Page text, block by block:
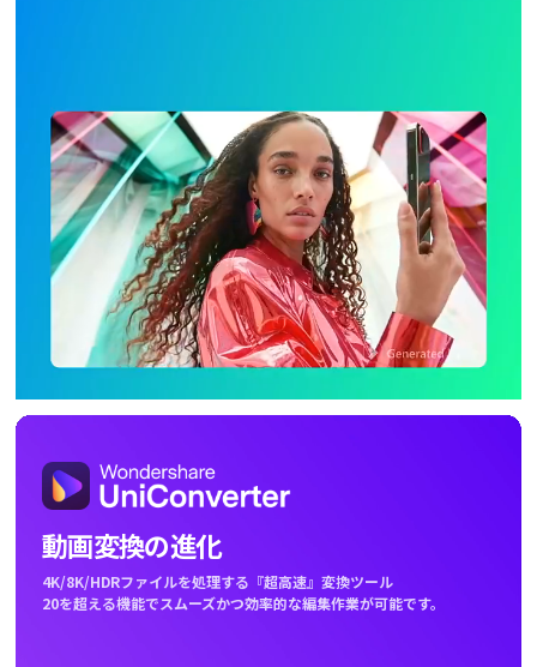
モバイルトランスとは
ファミセーフとは
動画変換の進化
4K/8K/HDRファイルを処理する『超高速』変換ツール
20を超える機能でスムーズかつ効率的な編集作業が可能です。